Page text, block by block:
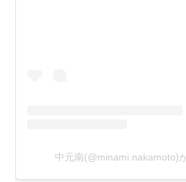
中元南(@minami.nakamoto)